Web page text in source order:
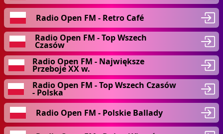
Radio Open FM - Retro Café
Radio Open FM - Top Wszech
Czasów
Radio Open FM - Największe
Przeboje XX w.
Radio Open FM - Top Wszech Czasów
- Polska
Radio Open FM - Polskie Ballady